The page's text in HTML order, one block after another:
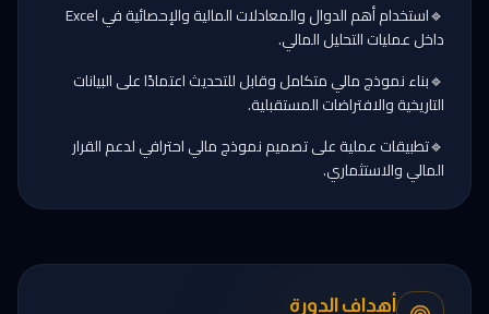
🔹استخدام أهم الدوال والمعادلات المالية والإحصائية في Excel
داخل عمليات التحليل المالي.
🔹بناء نموذج مالي متكامل وقابل للتحديث اعتمادًا على البيانات
التاريخية والافتراضات المستقبلية.
🔹تطبيقات عملية على تصميم نموذج مالي احترافي لدعم القرار
المالي والاستثماري.
أهداف الدورة